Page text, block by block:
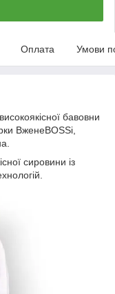
Оплата Умови
бавовни
ВженеBOSSі,
сировини із